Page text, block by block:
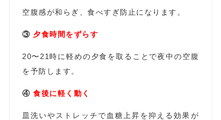
空腹感が和らぎ、食べすぎ防止になります。
③ 夕食時間をずらす
20〜21時に軽めの夕食を取ることで夜中の空腹
を予防します。
④ 食後に軽く動く
皿洗いやストレッチで血糖上昇を抑える効果が